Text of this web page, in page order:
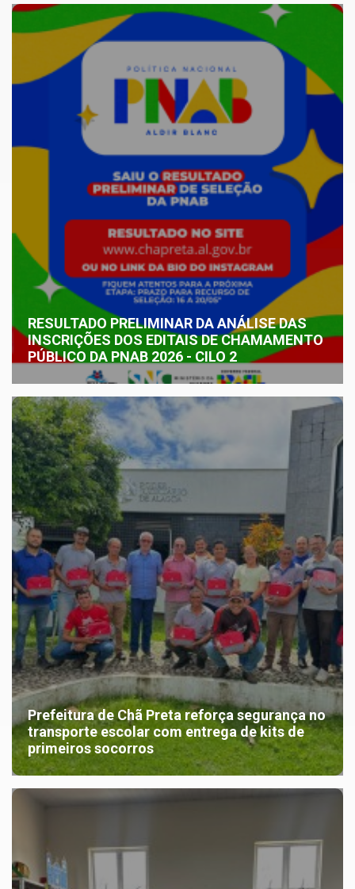
RESULTADO PRELIMINAR DA ANÁLISE DAS
INSCRIÇÕES DOS EDITAIS DE CHAMAMENTO
PÚBLICO DA PNAB 2026 - CILO 2
Prefeitura de Chã Preta reforça segurança no
transporte escolar com entrega de kits de
primeiros socorros